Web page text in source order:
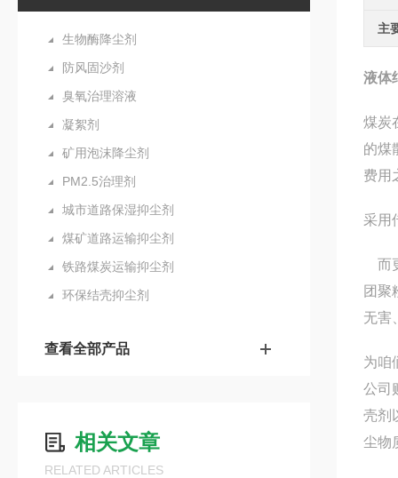
生物酶降尘剂
防风固沙剂
臭氧治理溶液
凝絮剂
矿用泡沫降尘剂
PM2.5治理剂
城市道路保湿抑尘剂
煤矿道路运输抑尘剂
铁路煤炭运输抑尘剂
环保结壳抑尘剂
查看全部产品
相关文章
RELATED ARTICLES
主
液体
煤炭
的煤
费用
采用
而
团聚
无害
为咱
公司
壳剂
尘物